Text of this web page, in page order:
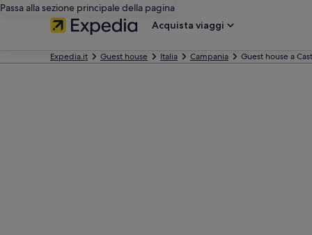
Passa alla sezione principale della pagina
Acquista viaggi
Expedia.it Guest house Italia Campania Guest house a